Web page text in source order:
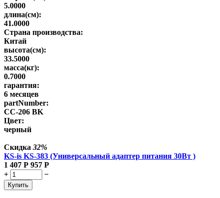
5.0000
длина(см):
41.0000
Страна производства:
Китай
высота(см):
33.5000
масса(кг):
0.7000
гарантия:
6 месяцев
partNumber:
CC-206 BK
Цвет:
черный
Скидка 32%
KS-is KS-383 (Универсальный адаптер питания 30Вт )
1 407 Р 957 Р
+
−
Купить